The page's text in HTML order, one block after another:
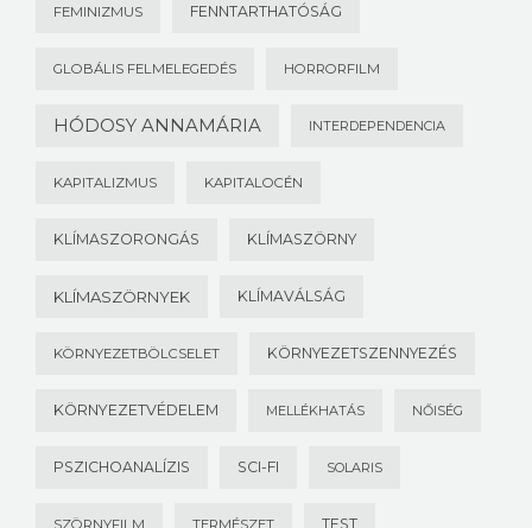
FEMINIZMUS FENNTARTHATÓSÁG
GLOBÁLIS FELMELEGEDÉS HORRORFILM
HÓDOSY ANNAMÁRIA INTERDEPENDENCIA
KAPITALIZMUS KAPITALOCÉN
KLÍMASZORONGÁS KLÍMASZÖRNY
KLÍMASZÖRNYEK KLÍMAVÁLSÁG
KÖRNYEZETBÖLCSELET KÖRNYEZETSZENNYEZÉS
KÖRNYEZETVÉDELEM MELLÉKHATÁS NŐISÉG
PSZICHOANALÍZIS SCI-FI SOLARIS
SZÖRNYFILM TERMÉSZET TEST